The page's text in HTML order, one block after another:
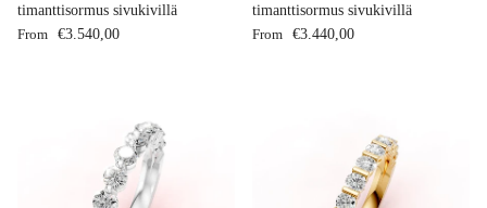
timanttisormus sivukivillä
Regular price
From €3.540,00
timanttisormus sivukivillä
Regular price
From €3.440,00